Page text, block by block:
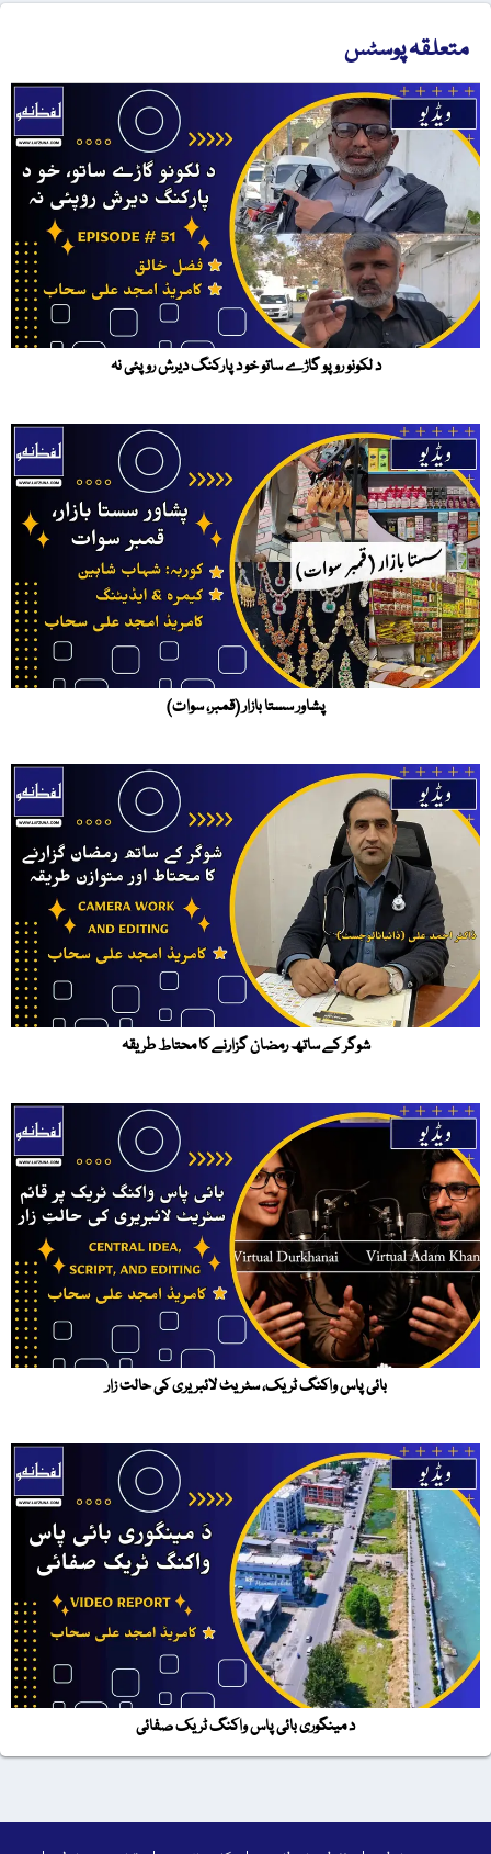
متعلقہ پوسٹس
د لکونو روپو گاڑے ساتو خو د پارکنگ دیرش روپئی نہ
پشاور سستا بازار (قمبر، سوات)
شوگر کے ساتھ رمضان گزارنے کا محتاط طریقہ
بائی پاس واکنگ ٹریک، سٹریٹ لائبریری کی حالت زار
د مینگوری بائی پاس واکنگ ٹریک صفائی